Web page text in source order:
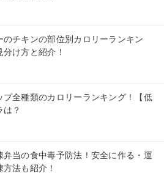
のチキンの部位別カロリーランキン
け方と紹介！
プ全種類のカロリーランキング！【低
は？
弁当の食中毒予防法！安全に作る・運
法も紹介！